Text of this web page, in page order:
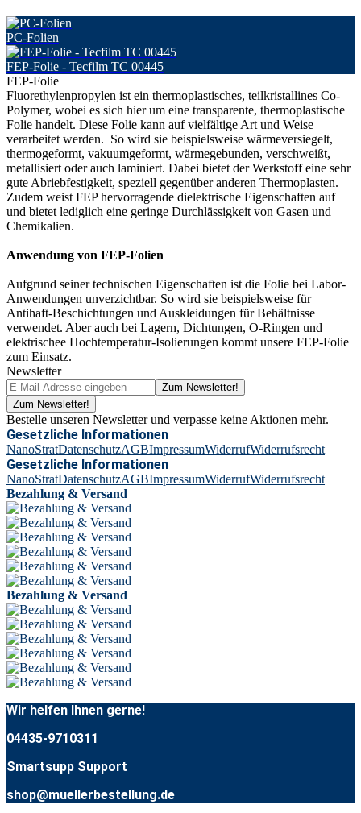
PC-Folien
FEP-Folie - Tecfilm TC 00445
FEP-Folie
Fluorethylenpropylen ist ein thermoplastisches, teilkristallines Co-
Polymer, wobei es sich hier um eine transparente, thermoplastische
Folie handelt. Diese Folie kann auf vielfältige Art und Weise
verarbeitet werden. So wird sie beispielsweise wärmeversiegelt,
thermogeformt, vakuumgeformt, wärmegebunden, verschweißt,
metallisiert oder auch laminiert. Dabei bietet der Werkstoff eine sehr
gute Abriebfestigkeit, speziell gegenüber anderen Thermoplasten.
Zudem weist FEP hervorragende dielektrische Eigenschaften auf
und bietet lediglich eine geringe Durchlässigkeit von Gasen und
Chemikalien.
Anwendung von FEP-Folien
Aufgrund seiner technischen Eigenschaften ist die Folie bei Labor-
Anwendungen unverzichtbar. So wird sie beispielsweise für
Antihaft-Beschichtungen und Auskleidungen für Behältnisse
verwendet. Aber auch bei Lagern, Dichtungen, O-Ringen und
elektrischee Hochtemperatur-Isolierungen kommt unsere FEP-Folie
zum Einsatz.
Newsletter
Zum Newsletter!
Zum Newsletter!
Bestelle unseren Newsletter und verpasse keine Aktionen mehr.
Gesetzliche Informationen
NanoStratDatenschutzAGBImpressumWiderrufWiderrufsrecht
Gesetzliche Informationen
NanoStratDatenschutzAGBImpressumWiderrufWiderrufsrecht
Bezahlung & Versand
Bezahlung & Versand
Wir helfen Ihnen gerne!
04435-9710311
Smartsupp Support
shop@muellerbestellung.de